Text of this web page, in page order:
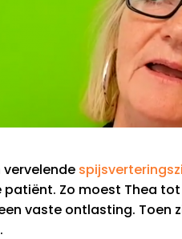
vervelende
Zo moest Thea
vaste ontlasting. Toen